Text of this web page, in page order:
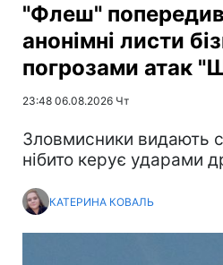
"Флеш" попередив
анонімні листи
погрозами атак
23:48 06.08.2026 Чт
Зловмисники видають
нібито керує ударами
КАТЕРИНА КОВАЛЬ